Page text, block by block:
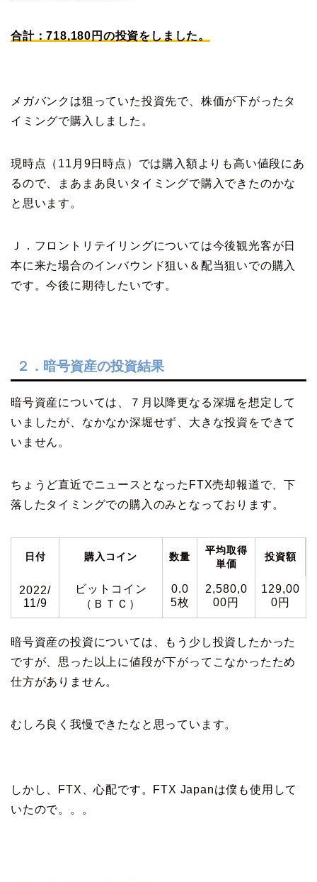
合計：718,180円の投資をしました。
メガバンクは狙っていた投資先で、株価が下がったタ
イミングで購入しました。
現時点（11月9日時点）では購入額よりも高い値段にあ
るので、まあまあ良いタイミングで購入できたのかな
と思います。
Ｊ．フロントリテイリングについては今後観光客が日
本に来た場合のインバウンド狙い＆配当狙いでの購入
です。今後に期待したいです。
２．暗号資産の投資結果
暗号資産については、７月以降更なる深堀を想定して
いましたが、なかなか深堀せず、大きな投資をできて
いません。
ちょうど直近でニュースとなったFTX売却報道で、下
落したタイミングでの購入のみとなっております。
日付 購入コイン 数量
平均取得
単価
投資額
2022/
11/9
ビットコイン
（ＢＴＣ）
0.0
5枚
2,580,0
00円
129,00
0円
暗号資産の投資については、もう少し投資したかった
ですが、思った以上に値段が下がってこなかったため
仕方がありません。
むしろ良く我慢できたなと思っています。
しかし、FTX、心配です。FTX Japanは僕も使用して
いたので。。。